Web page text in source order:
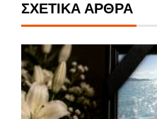
ΣΧΕΤΙΚΆ ΆΡΘΡΑ